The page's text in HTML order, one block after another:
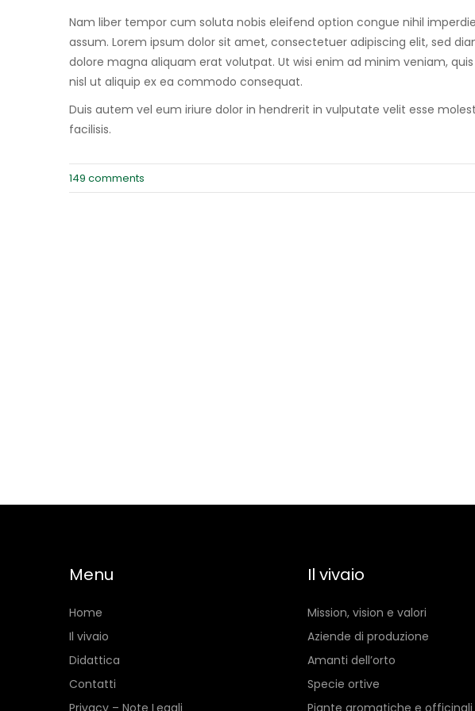
Nam liber tempor cum soluta nobis eleifend option congue nihil
assum. Lorem ipsum dolor sit amet, consectetuer adipiscing elit, sed
dolore magna aliquam erat volutpat. Ut wisi enim ad minim veniam,
nisl ut aliquip ex ea commodo consequat.
Duis autem vel eum iriure dolor in hendrerit in vulputate velit esse
facilisis.
149 comments
Menu
Home
Il vivaio
Didattica
Contatti
Privacy – Note Legali
Il vivaio
Mission, vision e valori
Aziende di produzione
Amanti dell’orto
Specie ortive
Piante aromatiche e officinali